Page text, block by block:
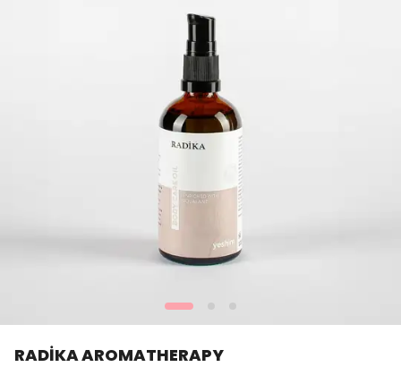
RADİKA AROMATHERAPY